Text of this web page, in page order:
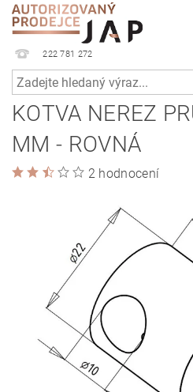
222 781 272
KOTVA NEREZ
MM - ROVNÁ
2 hodnocení